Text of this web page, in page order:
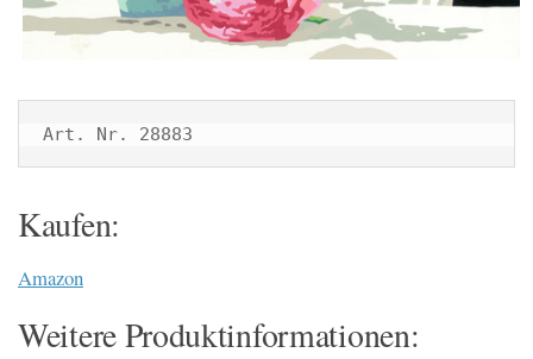
Art. Nr. 28883
Kaufen:
Amazon
Weitere Produktinformationen: